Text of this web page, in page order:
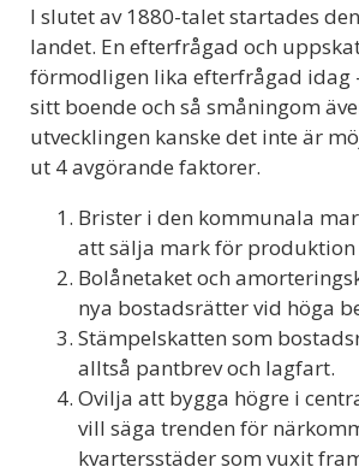
I slutet av 1880-talet startades
landet. En efterfrågad och
förmodligen lika efterfrågad idag
sitt boende och så småningom
utvecklingen kanske det inte är
ut 4 avgörande faktorer.
Brister i den kommunala
att sälja mark för
Bolånetaket och
nya bostadsrätter vid höga
Stämpelskatten som
alltså pantbrev och lagfart.
Ovilja att bygga högre i
vill säga trenden för
kvartersstäder som vuxit